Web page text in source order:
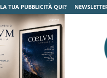
LA TUA PUBBLICITÀ QUI?